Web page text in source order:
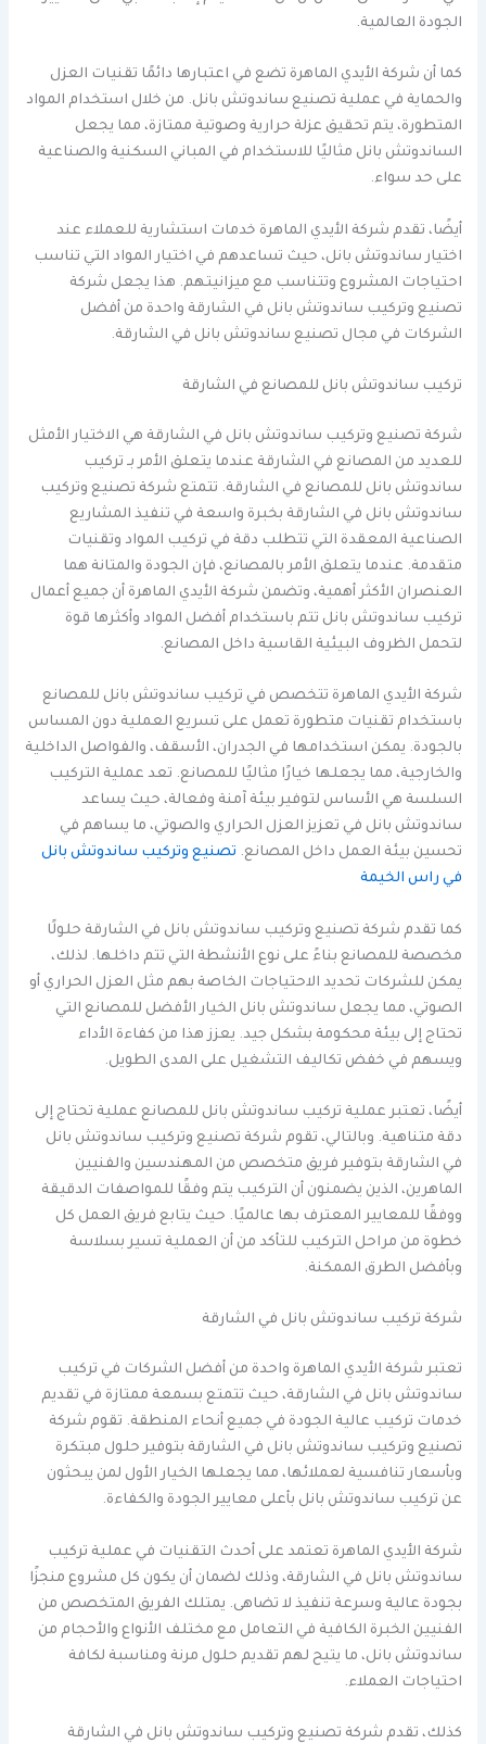
الجودة العالمية.
كما أن شركة الأيدي الماهرة تضع في اعتبارها دائمًا تقنيات العزل
والحماية في عملية تصنيع ساندوتش بانل. من خلال استخدام المواد
المتطورة، يتم تحقيق عزلة حرارية وصوتية ممتازة، مما يجعل
الساندوتش بانل مثاليًا للاستخدام في المباني السكنية والصناعية
على حد سواء.
أيضًا، تقدم شركة الأيدي الماهرة خدمات استشارية للعملاء عند
اختيار ساندوتش بانل، حيث تساعدهم في اختيار المواد التي تناسب
احتياجات المشروع وتتناسب مع ميزانيتهم. هذا يجعل شركة
تصنيع وتركيب ساندوتش بانل في الشارقة واحدة من أفضل
الشركات في مجال تصنيع ساندوتش بانل في الشارقة.
تركيب ساندوتش بانل للمصانع في الشارقة
شركة تصنيع وتركيب ساندوتش بانل في الشارقة هي الاختيار الأمثل
للعديد من المصانع في الشارقة عندما يتعلق الأمر بـ تركيب
ساندوتش بانل للمصانع في الشارقة. تتمتع شركة تصنيع وتركيب
ساندوتش بانل في الشارقة بخبرة واسعة في تنفيذ المشاريع
الصناعية المعقدة التي تتطلب دقة في تركيب المواد وتقنيات
متقدمة. عندما يتعلق الأمر بالمصانع، فإن الجودة والمتانة هما
العنصران الأكثر أهمية، وتضمن شركة الأيدي الماهرة أن جميع أعمال
تركيب ساندوتش بانل تتم باستخدام أفضل المواد وأكثرها قوة
لتحمل الظروف البيئية القاسية داخل المصانع.
شركة الأيدي الماهرة تتخصص في تركيب ساندوتش بانل للمصانع
باستخدام تقنيات متطورة تعمل على تسريع العملية دون المساس
بالجودة. يمكن استخدامها في الجدران، الأسقف، والفواصل الداخلية
والخارجية، مما يجعلها خيارًا مثاليًا للمصانع. تعد عملية التركيب
السلسة هي الأساس لتوفير بيئة آمنة وفعالة، حيث يساعد
ساندوتش بانل في تعزيز العزل الحراري والصوتي، ما يساهم في
تحسين بيئة العمل داخل المصانع. تصنيع وتركيب ساندوتش بانل
في راس الخيمة
كما تقدم شركة تصنيع وتركيب ساندوتش بانل في الشارقة حلولًا
مخصصة للمصانع بناءً على نوع الأنشطة التي تتم داخلها. لذلك،
يمكن للشركات تحديد الاحتياجات الخاصة بهم مثل العزل الحراري أو
الصوتي، مما يجعل ساندوتش بانل الخيار الأفضل للمصانع التي
تحتاج إلى بيئة محكومة بشكل جيد. يعزز هذا من كفاءة الأداء
ويسهم في خفض تكاليف التشغيل على المدى الطويل.
أيضًا، تعتبر عملية تركيب ساندوتش بانل للمصانع عملية تحتاج إلى
دقة متناهية. وبالتالي، تقوم شركة تصنيع وتركيب ساندوتش بانل
في الشارقة بتوفير فريق متخصص من المهندسين والفنيين
الماهرين، الذين يضمنون أن التركيب يتم وفقًا للمواصفات الدقيقة
ووفقًا للمعايير المعترف بها عالميًا. حيث يتابع فريق العمل كل
خطوة من مراحل التركيب للتأكد من أن العملية تسير بسلاسة
وبأفضل الطرق الممكنة.
شركة تركيب ساندوتش بانل في الشارقة
تعتبر شركة الأيدي الماهرة واحدة من أفضل الشركات في تركيب
ساندوتش بانل في الشارقة، حيث تتمتع بسمعة ممتازة في تقديم
خدمات تركيب عالية الجودة في جميع أنحاء المنطقة. تقوم شركة
تصنيع وتركيب ساندوتش بانل في الشارقة بتوفير حلول مبتكرة
وبأسعار تنافسية لعملائها، مما يجعلها الخيار الأول لمن يبحثون
عن تركيب ساندوتش بانل بأعلى معايير الجودة والكفاءة.
شركة الأيدي الماهرة تعتمد على أحدث التقنيات في عملية تركيب
ساندوتش بانل في الشارقة، وذلك لضمان أن يكون كل مشروع منجزًا
بجودة عالية وسرعة تنفيذ لا تضاهى. يمتلك الفريق المتخصص من
الفنيين الخبرة الكافية في التعامل مع مختلف الأنواع والأحجام من
ساندوتش بانل، ما يتيح لهم تقديم حلول مرنة ومناسبة لكافة
احتياجات العملاء.
كذلك، تقدم شركة تصنيع وتركيب ساندوتش بانل في الشارقة